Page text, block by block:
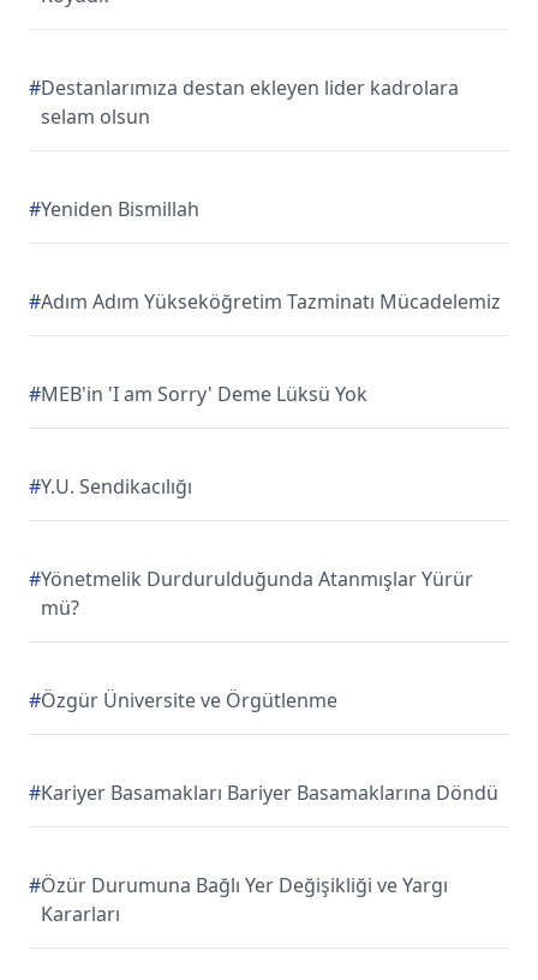
#Destanlarımıza destan ekleyen lider kadrolara
selam olsun
#Yeniden Bismillah
#Adım Adım Yükseköğretim Tazminatı Mücadelemiz
#MEB'in 'I am Sorry' Deme Lüksü Yok
#Y.U. Sendikacılığı
#Yönetmelik Durdurulduğunda Atanmışlar Yürür
mü?
#Özgür Üniversite ve Örgütlenme
#Kariyer Basamakları Bariyer Basamaklarına Döndü
#Özür Durumuna Bağlı Yer Değişikliği ve Yargı
Kararları